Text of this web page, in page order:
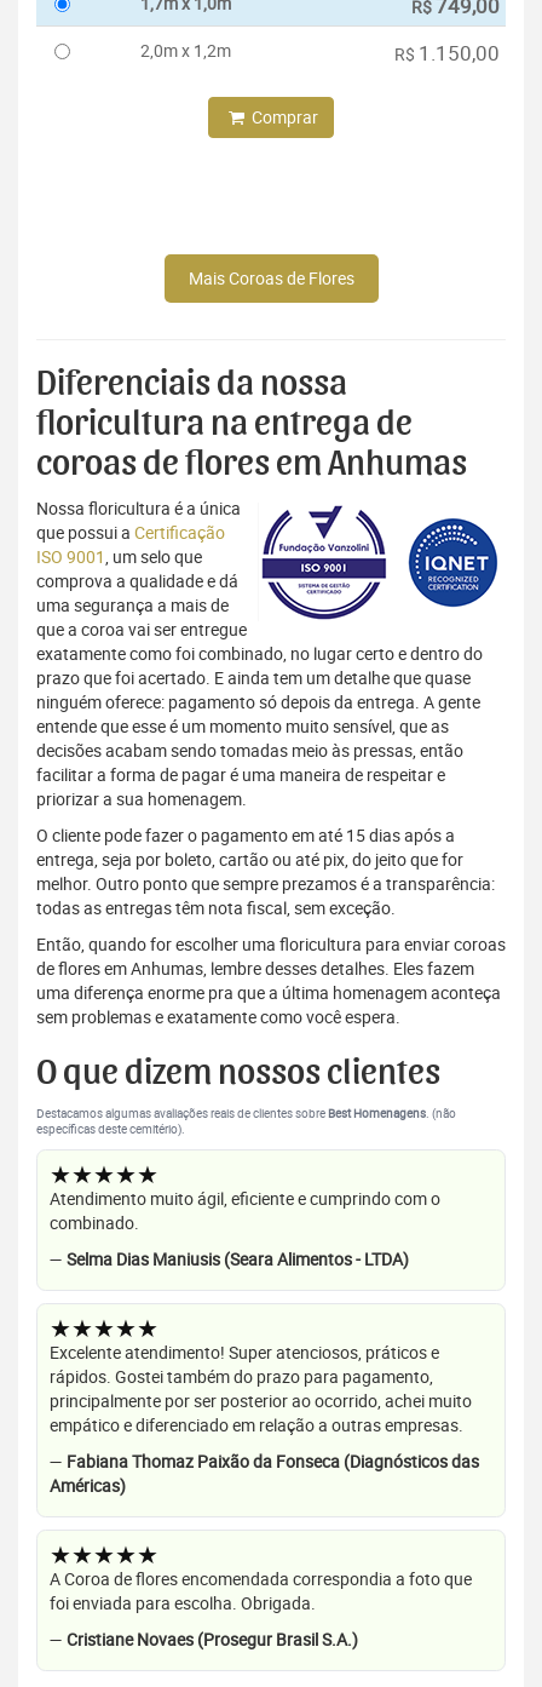
R$749,00
2,0m x 1,2m R$ 1.150,00
Comprar
Mais Coroas de Flores
Diferenciais da nossa
floricultura na entrega de
coroas de flores em Anhumas
Nossa floricultura é a única
que possui a Certificação
ISO 9001, um selo que
comprova a qualidade e dá
uma segurança a mais de
que a coroa vai ser entregue
exatamente como foi combinado, no lugar certo e dentro do
prazo que foi acertado. E ainda tem um detalhe que quase
ninguém oferece: pagamento só depois da entrega. A gente
entende que esse é um momento muito sensível, que as
decisões acabam sendo tomadas meio às pressas, então
facilitar a forma de pagar é uma maneira de respeitar e
priorizar a sua homenagem.
O cliente pode fazer o pagamento em até 15 dias após a
entrega, seja por boleto, cartão ou até pix, do jeito que for
melhor. Outro ponto que sempre prezamos é a transparência:
todas as entregas têm nota fiscal, sem exceção.
Então, quando for escolher uma floricultura para enviar coroas
de flores em Anhumas, lembre desses detalhes. Eles fazem
uma diferença enorme pra que a última homenagem aconteça
sem problemas e exatamente como você espera.
O que dizem nossos clientes
Destacamos algumas avaliações reais de clientes sobre Best Homenagens. (não
específicas deste cemitério).
★★★★★
Atendimento muito ágil, eficiente e cumprindo com o
combinado.
— Selma Dias Maniusis (Seara Alimentos - LTDA)
★★★★★
Excelente atendimento! Super atenciosos, práticos e
rápidos. Gostei também do prazo para pagamento,
principalmente por ser posterior ao ocorrido, achei muito
empático e diferenciado em relação a outras empresas.
— Fabiana Thomaz Paixão da Fonseca (Diagnósticos das
Américas)
★★★★★
A Coroa de flores encomendada correspondia a foto que
foi enviada para escolha. Obrigada.
— Cristiane Novaes (Prosegur Brasil S.A.)